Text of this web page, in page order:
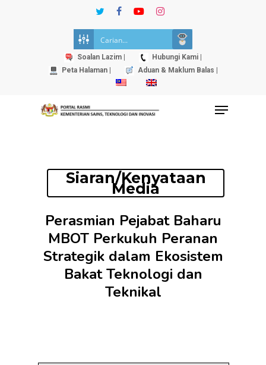
twitterfacebookyoutubeinstagram
Soalan Lazim |
Hubungi Kami |
Peta Halaman |
Aduan & Maklum Balas |
Menu
Siaran/Kenyataan
Media
Perasmian Pejabat Baharu
MBOT Perkukuh Peranan
Strategik dalam Ekosistem
Bakat Teknologi dan
Teknikal